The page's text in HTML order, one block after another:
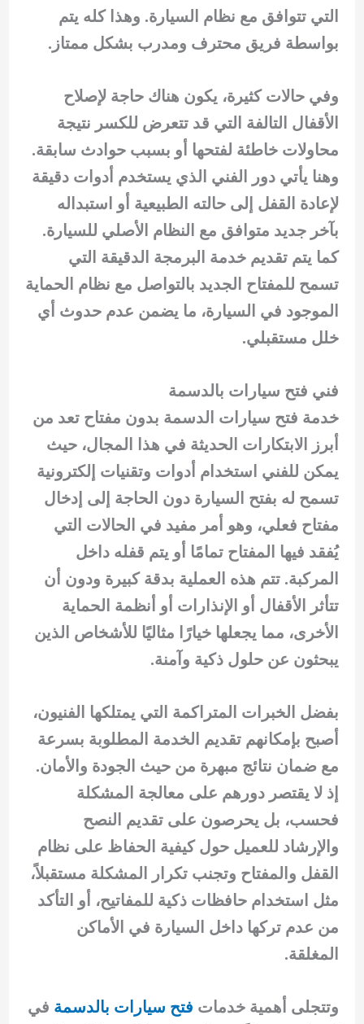
التي تتوافق مع نظام السيارة. وهذا كله يتم
بواسطة فريق محترف ومدرب بشكل ممتاز.
وفي حالات كثيرة، يكون هناك حاجة لإصلاح
الأقفال التالفة التي قد تتعرض للكسر نتيجة
محاولات خاطئة لفتحها أو بسبب حوادث سابقة.
وهنا يأتي دور الفني الذي يستخدم أدوات دقيقة
لإعادة القفل إلى حالته الطبيعية أو استبداله
بآخر جديد متوافق مع النظام الأصلي للسيارة.
كما يتم تقديم خدمة البرمجة الدقيقة التي
تسمح للمفتاح الجديد بالتواصل مع نظام الحماية
الموجود في السيارة، ما يضمن عدم حدوث أي
خلل مستقبلي.
فني فتح سيارات بالدسمة
خدمة فتح سيارات الدسمة بدون مفتاح تعد من
أبرز الابتكارات الحديثة في هذا المجال، حيث
يمكن للفني استخدام أدوات وتقنيات إلكترونية
تسمح له بفتح السيارة دون الحاجة إلى إدخال
مفتاح فعلي، وهو أمر مفيد في الحالات التي
يُفقد فيها المفتاح تمامًا أو يتم قفله داخل
المركبة. تتم هذه العملية بدقة كبيرة ودون أن
تتأثر الأقفال أو الإنذارات أو أنظمة الحماية
الأخرى، مما يجعلها خيارًا مثاليًا للأشخاص الذين
يبحثون عن حلول ذكية وآمنة.
بفضل الخبرات المتراكمة التي يمتلكها الفنيون،
أصبح بإمكانهم تقديم الخدمة المطلوبة بسرعة
مع ضمان نتائج مبهرة من حيث الجودة والأمان.
إذ لا يقتصر دورهم على معالجة المشكلة
فحسب، بل يحرصون على تقديم النصح
والإرشاد للعميل حول كيفية الحفاظ على نظام
القفل والمفتاح وتجنب تكرار المشكلة مستقبلاً،
مثل استخدام حافظات ذكية للمفاتيح، أو التأكد
من عدم تركها داخل السيارة في الأماكن
المغلقة.
وتتجلى أهمية خدمات فتح سيارات بالدسمة في